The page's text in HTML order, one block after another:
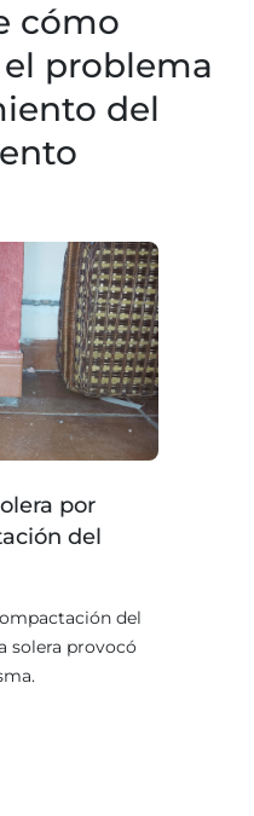
cómo
problema
del
por
del
del
solera provocó